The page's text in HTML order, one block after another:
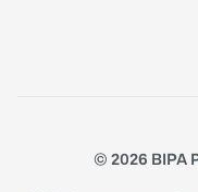
© 2026 BIPA